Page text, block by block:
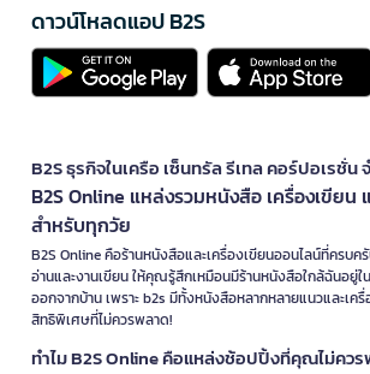
ดาวน์โหลดแอป B2S
B2S ธุรกิจในเครือ เซ็นทรัล รีเทล คอร์ปอเรชั่น
B2S Online แหล่งรวมหนังสือ เครื่องเขียน
สำหรับทุกวัย
B2S Online คือร้านหนังสือและเครื่องเขียนออนไลน์ที่ครบค
อ่านและงานเขียน ให้คุณรู้สึกเหมือนมีร้านหนังสือใกล้ฉันอยู่
ออกจากบ้าน เพราะ b2s มีทั้งหนังสือหลากหลายแนวและเ
สิทธิพิเศษที่ไม่ควรพลาด!
ทำไม B2S Online คือแหล่งช้อปปิ้งที่คุณไม่คว